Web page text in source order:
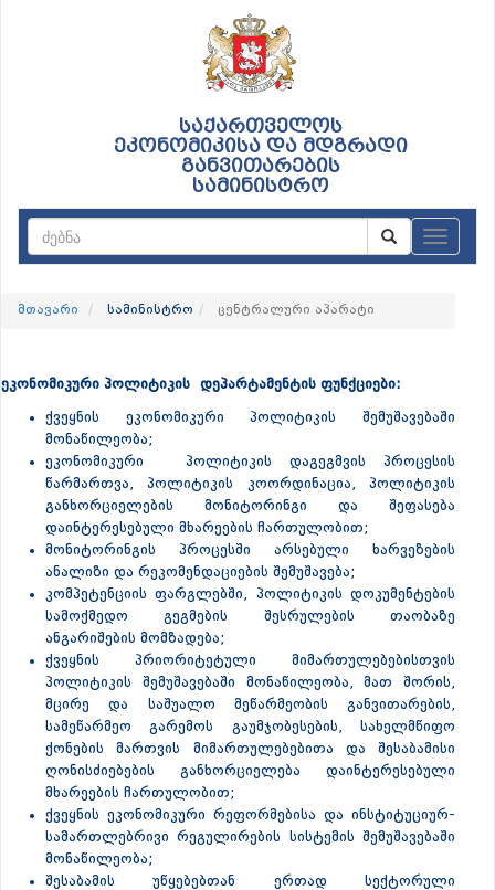
საქართველოს
ეკონომიკისა და მდგრადი
განვითარების
სამინისტრო
მთავარი სამინისტრო ცენტრალური აპარატი
ეკონომიკური პოლიტიკის დეპარტამენტის ფუნქციები:
ქვეყნის ეკონომიკური პოლიტიკის შემუშავებაში
მონაწილეობა;
ეკონომიკური პოლიტიკის დაგეგმვის პროცესის
წარმართვა, პოლიტიკის კოორდინაცია, პოლიტიკის
განხორციელების მონიტორინგი და შეფასება
დაინტერესებული მხარეების ჩართულობით;
მონიტორინგის პროცესში არსებული ხარვეზების
ანალიზი და რეკომენდაციების შემუშავება;
კომპეტენციის ფარგლებში, პოლიტიკის დოკუმენტების
სამოქმედო გეგმების შესრულების თაობაზე
ანგარიშების მომზადება;
ქვეყნის პრიორიტეტული მიმართულებებისთვის
პოლიტიკის შემუშავებაში მონაწილეობა, მათ შორის,
მცირე და საშუალო მეწარმეობის განვითარების,
სამეწარმეო გარემოს გაუმჯობესების, სახელმწიფო
ქონების მართვის მიმართულებებითა და შესაბამისი
ღონისძიებების განხორციელება დაინტერესებული
მხარეების ჩართულობით;
ქვეყნის ეკონომიკური რეფორმებისა და ინსტიტუციურ-
სამართლებრივი რეგულირების სისტემის შემუშავებაში
მონაწილეობა;
შესაბამის უწყებებთან ერთად სექტორული